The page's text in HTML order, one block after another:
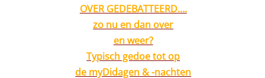
OVER GEDEBATTEERD….
zo nu en dan over
en weer?
Typisch gedoe tot op
de myDidagen & -nachten